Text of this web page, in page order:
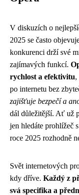
V diskuzích o
2025 se často
konkurenci drží své
zajímavých funkcí.
rychlost a efektivitu,
po internetu bez
zajišťuje bezpečí a
dál důležitější. Ať už
jen hledáte prohlížeč
roce 2025 rozhodně
Svět internetových
kdy dříve. Každý z
svá specifika a